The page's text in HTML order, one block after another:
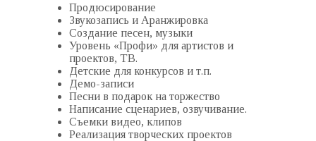
Продюсирование
Звукозапись и Аранжировка
Создание песен, музыки
Уровень «Профи» для артистов и
проектов, ТВ.
Детские для конкурсов и т.п.
Демо-записи
Песни в подарок на торжество
Написание сценариев, озвучивание.
Съемки видео, клипов
Реализация творческих проектов